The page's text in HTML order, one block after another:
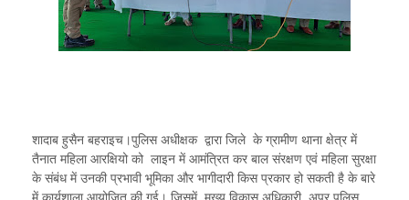
शादाब हुसैन बहराइच।पुलिस अधीक्षक द्वारा जिले के ग्रामीण थाना क्षेत्र में
तैनात महिला आरक्षियो को लाइन में आमंत्रित कर बाल संरक्षण एवं महिला सुरक्षा
के संबंध में उनकी प्रभावी भूमिका और भागीदारी किस प्रकार हो सकती है के बारे